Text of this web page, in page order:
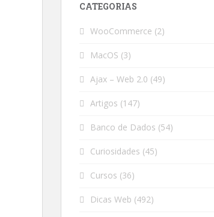
CATEGORIAS
WooCommerce (2)
MacOS (3)
Ajax – Web 2.0 (49)
Artigos (147)
Banco de Dados (54)
Curiosidades (45)
Cursos (36)
Dicas Web (492)